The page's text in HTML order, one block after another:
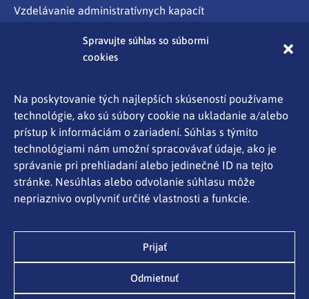
Spravujte súhlas so súbormi
cookies
Na poskytovanie tých najlepších skúseností používame
technológie, ako sú súbory cookie na ukladanie a/alebo
prístup k informáciám o zariadení. Súhlas s týmito
technológiami nám umožní spracovávať údaje, ako je
správanie pri prehliadaní alebo jedinečné ID na tejto
stránke. Nesúhlas alebo odvolanie súhlasu môže
nepriaznivo ovplyvniť určité vlastnosti a funkcie.
Prijať
Odmietnuť
Vzdelávanie administratívnych kapacít
Program Slovensko
Aktuality
Kontakty
Ochrana osobných údajov
Mapa stránky
Ministerstvo investícií, regionálneho rozvoja a
informatizácie SR
Pribinova 25, 811 09 BratislavaSpravujte súhlas so súbormi cookies